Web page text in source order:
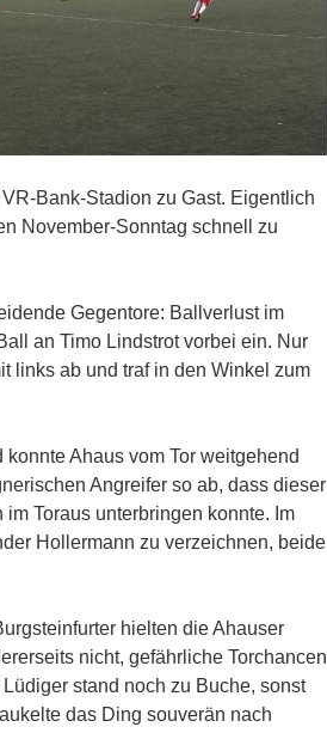
VR-Bank-Stadion zu Gast. Eigentlich
November-Sonntag schnell zu
Gegentore: Ballverlust im
an Timo Lindstrot vorbei ein. Nur
links ab und traf in den Winkel zum
Ahaus vom Tor weitgehend
Angreifer so ab, dass dieser
Toraus unterbringen konnte. Im
Hollermann zu verzeichnen, beide
hielten die Ahauser
nicht, gefährliche Torchancen
stand noch zu Buche, sonst
das Ding souverän nach